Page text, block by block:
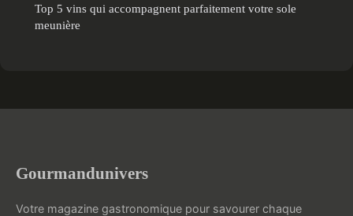
Top 5 vins qui accompagnent parfaitement votre sole
meunière
Gourmandunivers
Votre magazine gastronomique pour savourer chaque